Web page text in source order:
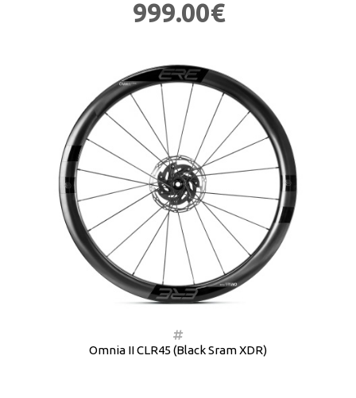
999.00€
Omnia II CLR45 (Black Sram XDR)